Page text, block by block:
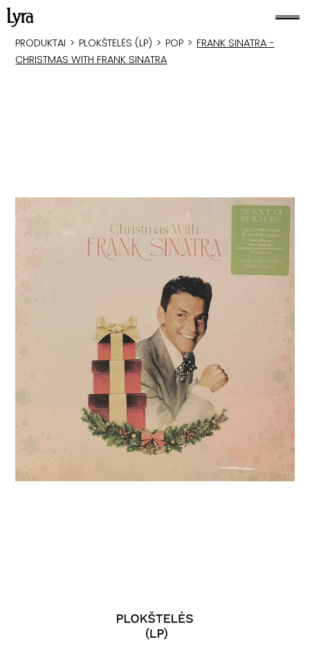
PRODUKTAI > PLOKŠTELĖS (LP) > POP > FRANK SINATRA -
CHRISTMAS WITH FRANK SINATRA